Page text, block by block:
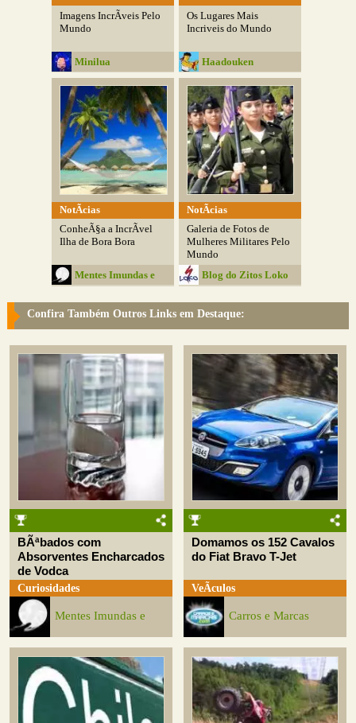
Imagens IncrÃ­veis Pelo
Mundo
Minilua
Os Lugares Mais
Incriveis do Mundo
Haadouken
NotÃ­cias
ConheÃ§a a IncrÃ­vel
Ilha de Bora Bora
Mentes Imundas e
NotÃ­cias
Galeria de Fotos de
Mulheres Militares Pelo
Mundo
Blog do Zitos Loko
Confira Também Outros Links em Destaque:
BÃªbados com
Absorventes Encharcados
de Vodca
Curiosidades
Mentes Imundas e
Domamos os 152 Cavalos
do Fiat Bravo T-Jet
VeÃ­culos
Carros e Marcas